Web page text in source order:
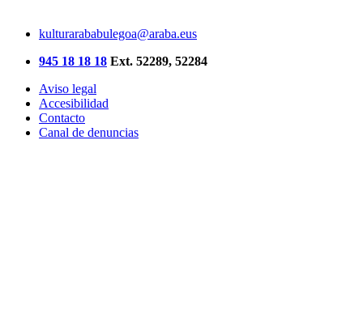
kulturarababulegoa@araba.eus
945 18 18 18 Ext. 52289, 52284
Aviso legal
Accesibilidad
Contacto
Canal de denuncias